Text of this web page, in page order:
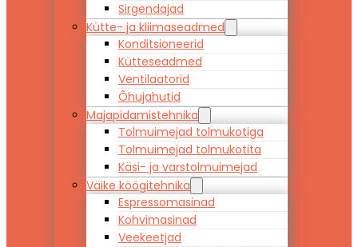
Sirgendajad
Kütte- ja kliimaseadmed
Konditsioneerid
Kütteseadmed
Ventilaatorid
Õhujahutid
Majapidamistehnika
Tolmuimejad tolmukotiga
Tolmuimejad tolmukotita
Käsi- ja varstolmuimejad
Väike köögitehnika
Espressomasinad
Kohvimasinad
Veekeetjad